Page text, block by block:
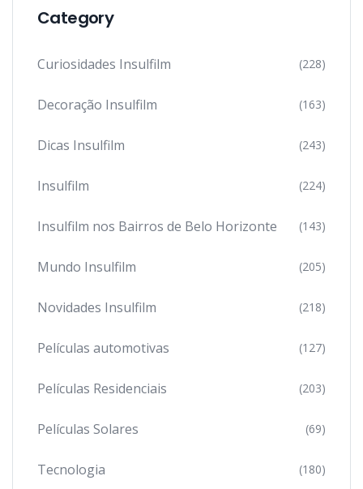
Category
Curiosidades Insulfilm (228)
Decoração Insulfilm (163)
Dicas Insulfilm (243)
Insulfilm (224)
Insulfilm nos Bairros de Belo Horizonte (143)
Mundo Insulfilm (205)
Novidades Insulfilm (218)
Películas automotivas (127)
Películas Residenciais (203)
Películas Solares (69)
Tecnologia (180)